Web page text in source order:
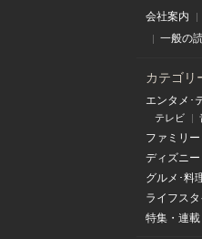
会社案内
一般の
カテゴリ
エンタメ･
テレビ
ファミリー
ディズニー
グルメ･料
ライフス
特集 ・ 連載